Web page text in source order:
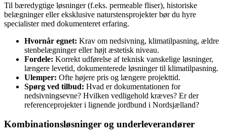
Til bæredygtige løsninger (f.eks. permeable fliser), historiske
belægninger eller eksklusive naturstensprojekter bør du hyre
specialister med dokumenteret erfaring.
Hvornår egnet: Krav om nedsivning, klimatilpasning, ældre
stenbelægninger eller højt æstetisk niveau.
Fordele: Korrekt udførelse af teknisk vanskelige løsninger,
længere levetid, dokumenterede løsninger til klimatilpasning.
Ulemper: Ofte højere pris og længere projekttid.
Spørg ved tilbud: Hvad er dokumentationen for
nedsivningsevne? Hvilken vedligehold kræves? Er der
referenceprojekter i lignende jordbund i Nordsjælland?
Kombinationsløsninger og underleverandører